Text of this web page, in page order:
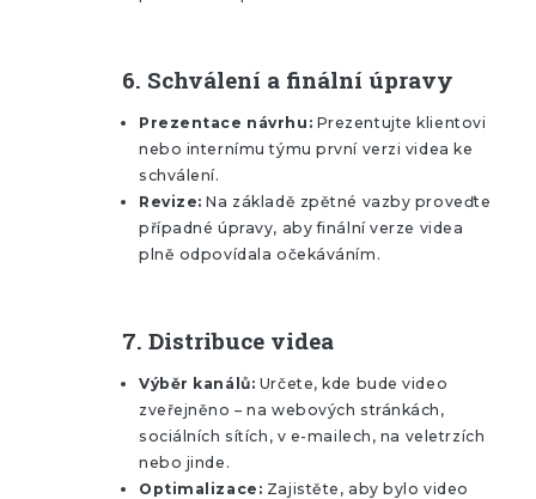
6. Schválení a finální úpravy
Prezentace návrhu: Prezentujte klientovi
nebo internímu týmu první verzi videa ke
schválení.
Revize: Na základě zpětné vazby proveďte
případné úpravy, aby finální verze videa
plně odpovídala očekáváním.
7. Distribuce videa
Výběr kanálů: Určete, kde bude video
zveřejněno – na webových stránkách,
sociálních sítích, v e-mailech, na veletrzích
nebo jinde.
Optimalizace: Zajistěte, aby bylo video